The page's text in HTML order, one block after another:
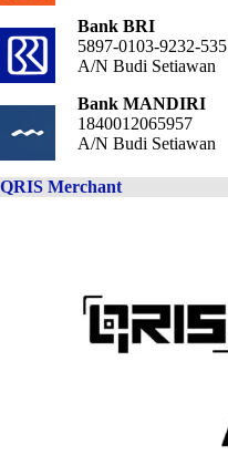
Bank BRI
5897-0103-9232-535
A/N Budi Setiawan
Bank MANDIRI
1840012065957
A/N Budi Setiawan
QRIS Merchant